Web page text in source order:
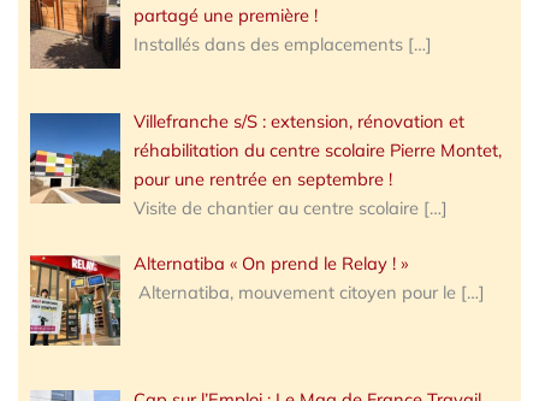
partagé une première !
Installés dans des emplacements […]
Villefranche s/S : extension, rénovation et
réhabilitation du centre scolaire Pierre Montet,
pour une rentrée en septembre !
Visite de chantier au centre scolaire […]
Alternatiba « On prend le Relay ! »
Alternatiba, mouvement citoyen pour le […]